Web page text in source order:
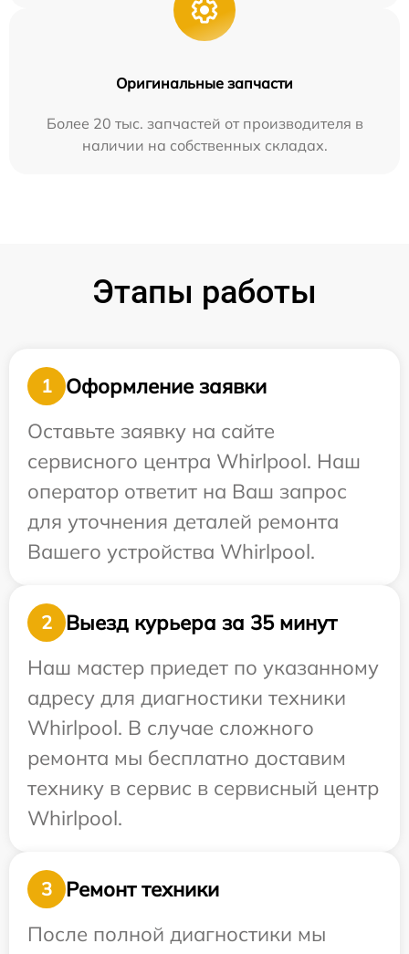
Оригинальные запчасти
Более 20 тыс. запчастей от производителя в
наличии на собственных складах.
Этапы работы
1
Оформление заявки
Оставьте заявку на сайте
сервисного центра Whirlpool. Наш
оператор ответит на Ваш запрос
для уточнения деталей ремонта
Вашего устройства Whirlpool.
2
Выезд курьера за 35 минут
Наш мастер приедет по указанному
адресу для диагностики техники
Whirlpool. В случае сложного
ремонта мы бесплатно доставим
технику в сервис в сервисный центр
Whirlpool.
3
Ремонт техники
После полной диагностики мы